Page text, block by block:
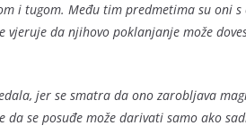
i tugom. Među tim predmetima su oni
vjeruje da njihovo poklanjanje može
jer se smatra da ono zarobljava
se posuđe može darivati samo ako